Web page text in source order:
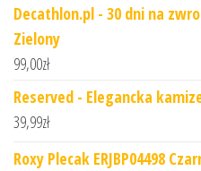
Decathlon.pl - 30 dni na
Zielony
99,00zł
Reserved - Elegancka
39,99zł
Roxy Plecak ERJBP04498